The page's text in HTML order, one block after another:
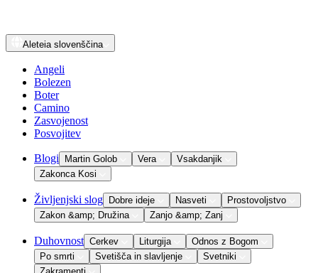
Aleteia slovenščina
Angeli
Bolezen
Boter
Camino
Zasvojenost
Posvojitev
Blogi Martin Golob Vera
Vsakdanjik
Zakonca Kosi
Življenjski slog Dobre ideje Nasveti
Prostovoljstvo
Zakon &amp; Družina
Zanjo &amp; Zanj
Duhovnost Cerkev Liturgija
Odnos z Bogom
Po smrti
Svetišča in slavljenje
Svetniki